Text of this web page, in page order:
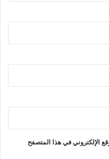
الإلكتروني في هذا المتصفح